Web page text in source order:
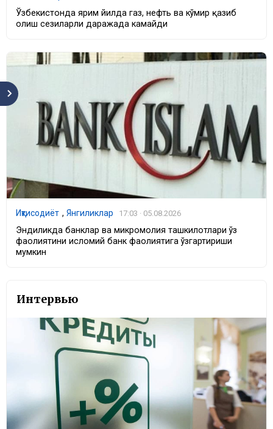
Ўзбекистонда ярим йилда газ, нефть ва кўмир қазиб
олиш сезиларли даражада камайди
Иқтисодиёт , Янгиликлар 17:03 · 05.08.2026
Эндиликда банклар ва микромолия ташкилотлари ўз
фаолиятини исломий банк фаолиятига ўзгартириши
мумкин
Интервью